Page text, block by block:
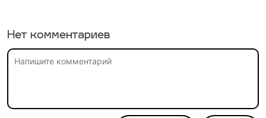
Нет комментариев